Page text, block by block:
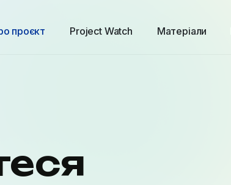
проєкт Project Watch Матеріали